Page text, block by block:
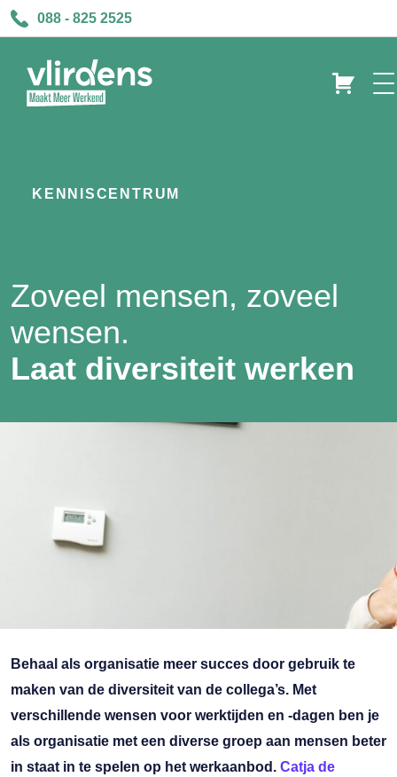
088 - 825 2525
KENNISCENTRUM
Zoveel mensen, zoveel
wensen.
Laat diversiteit werken
Behaal als organisatie meer succes door gebruik te
maken van de diversiteit van de collega’s. Met
verschillende wensen voor werktijden en -dagen ben je
als organisatie met een diverse groep aan mensen beter
in staat in te spelen op het werkaanbod. Catja de